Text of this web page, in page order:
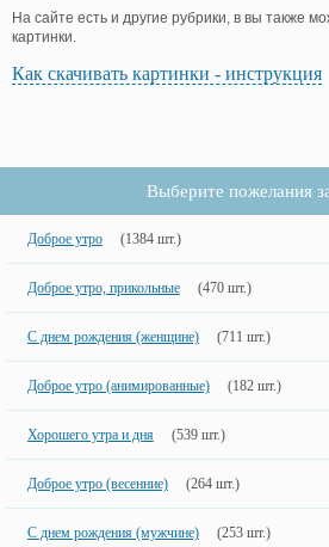
На сайте есть и другие рубрики, в вы также
картинки.
Как скачивать картинки - инструкция
Выберите пожелания
Доброе утро (1384 шт.)
Доброе утро, прикольные (470 шт.)
С днем рождения (женщине) (711 шт.)
Доброе утро (анимированные) (182 шт.)
Хорошего утра и дня (539 шт.)
Доброе утро (весенние) (264 шт.)
С днем рождения (мужчине) (253 шт.)